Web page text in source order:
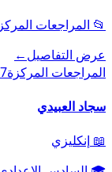
📂 المراجعات
عرض التفاصيل←
المراجعات المركزة
سجاد العبيدي
📖 إنكليزي